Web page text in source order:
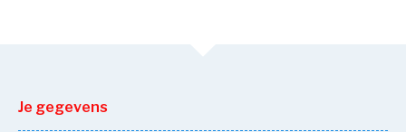
Je gegevens